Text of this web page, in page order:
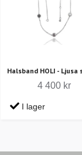
Halsband HOLI - Ljusa
4 400 kr
I lager